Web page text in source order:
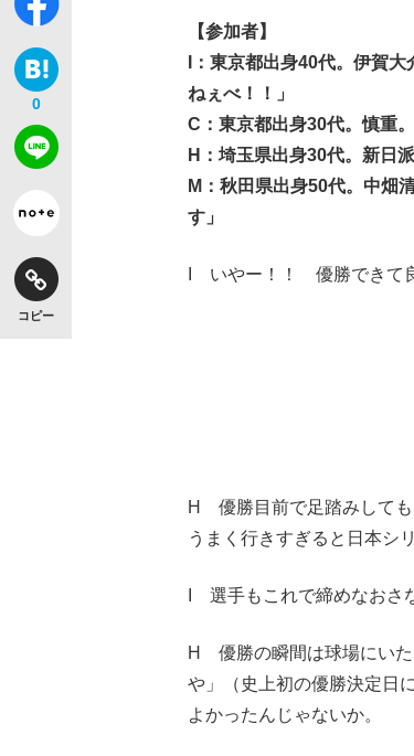
0
コピー
【参加者】
I：東京都出身40代。伊賀
ねぇべ！！」
C：東京都出身30代。慎重
H：埼玉県出身30代。新日
M：秋田県出身50代。中畑
す」
I いやー！！ 優勝できて
H 優勝目前で足踏みしても
うまく行きすぎると日本シ
I 選手もこれで締めなおさ
H 優勝の瞬間は球場にいた
や」（史上初の優勝決定日
よかったんじゃないか。